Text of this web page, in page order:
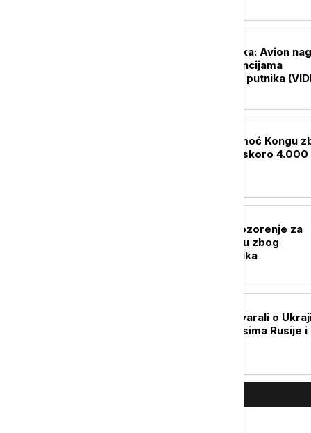
Drama iznad oblaka: Avion
propao, u turbulencijama
povređeno čak 12 putnika
SZO pojačava pomoć Kongu
epidemije ebole, skoro 4.000
SAD pooštrile upozorenje za
putovanja u Belgiju zbog
bezbednosnih rizika
Putin i Lula razgovarali o
bilateralnim odnosima Rusije i